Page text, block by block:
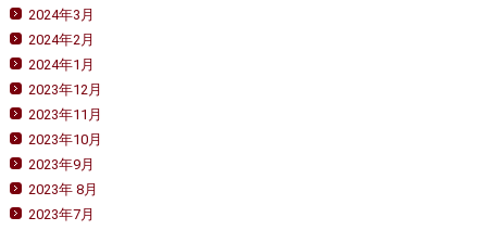
2024年3月
2024年2月
2024年1月
2023年12月
2023年11月
2023年10月
2023年9月
2023年 8月
2023年7月